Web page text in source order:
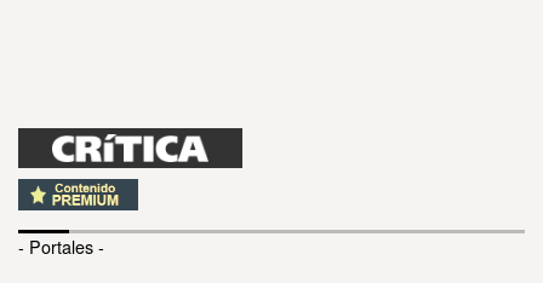
- Portales -